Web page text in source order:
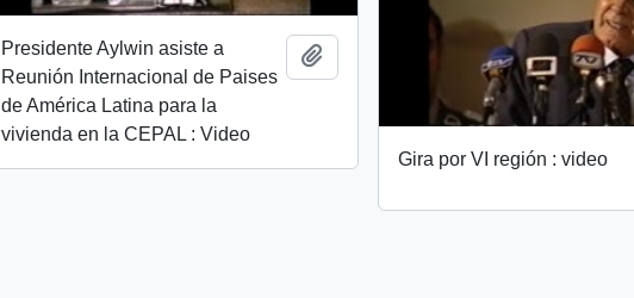
Presidente Aylwin asiste a
Reunión Internacional de Paises
de América Latina para la
vivienda en la CEPAL : Video
Añadir al portapapeles
Gira por VI región : video